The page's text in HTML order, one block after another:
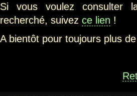
Si vous voulez consulter
recherché, suivez ce lien !
A bientôt pour toujours plus